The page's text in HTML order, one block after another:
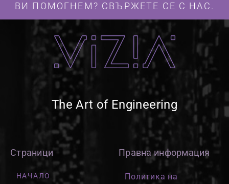
ВИ ПОМОГНЕМ? СВЪРЖЕТЕ СЕ С НАС.
The Art of Engineering
Страници
НАЧАЛО
Правна информация
Политика на